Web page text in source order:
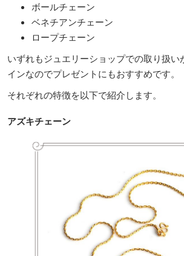
ボールチェーン
ベネチアンチェーン
ロープチェーン
いずれもジュエリーショップでの取り扱い
インなのでプレゼントにもおすすめです。
それぞれの特徴を以下で紹介します。
アズキチェーン